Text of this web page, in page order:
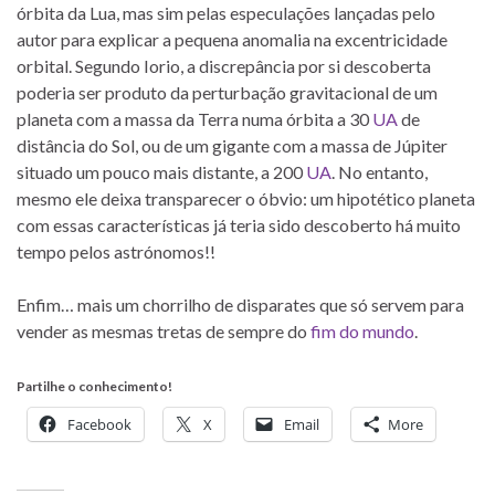
órbita da Lua, mas sim pelas especulações lançadas pelo
autor para explicar a pequena anomalia na excentricidade
orbital. Segundo Iorio, a discrepância por si descoberta
poderia ser produto da perturbação gravitacional de um
planeta com a massa da Terra numa órbita a 30 UAde
distância do Sol, ou de um gigante com a massa de Júpiter
situado um pouco mais distante, a 200 UA. No entanto,
mesmo ele deixa transparecer o óbvio: um hipotético planeta
com essas características já teria sido descoberto há muito
tempo pelos astrónomos!!
Enfim… mais um chorrilho de disparates que só servem para
vender as mesmas tretas de sempre do fim do mundo.
Partilhe o conhecimento!
Facebook X Email More